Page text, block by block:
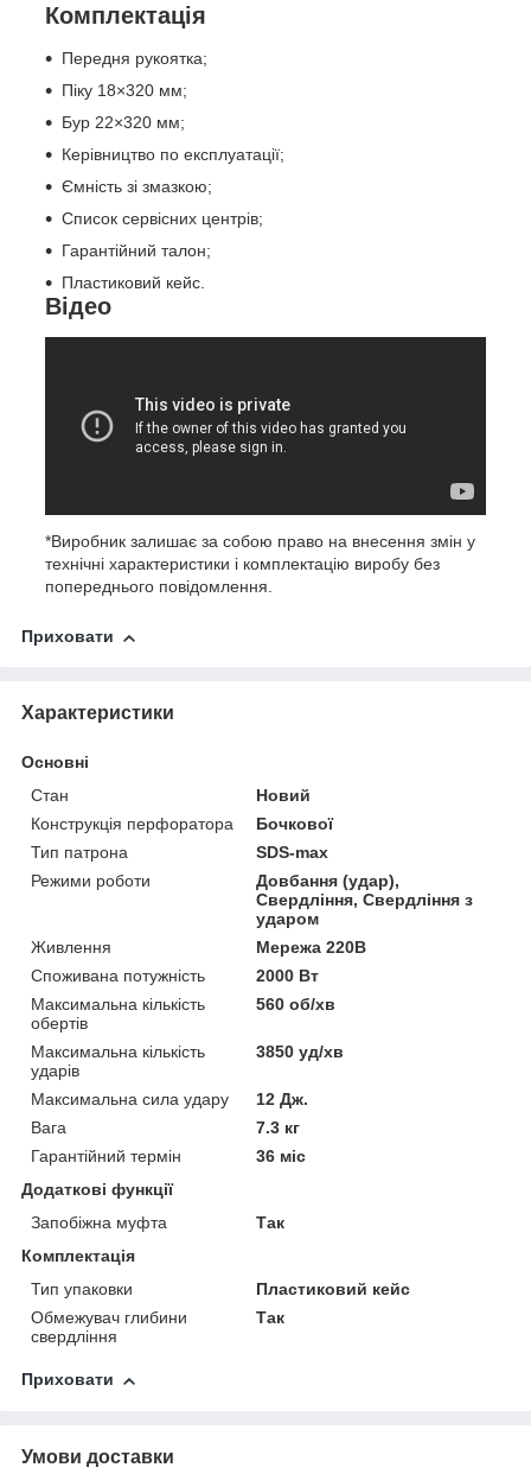
Комплектація
Передня рукоятка;
Піку 18×320 мм;
Бур 22×320 мм;
Керівництво по експлуатації;
Ємність зі змазкою;
Список сервісних центрів;
Гарантійний талон;
Пластиковий кейс.
Відео
*Виробник залишає за собою право на внесення змін у
технічні характеристики і комплектацію виробу без
попереднього повідомлення.
Приховати
Характеристики
Основні
Стан
Новий
Конструкція перфоратора
Бочкової
Тип патрона
SDS-max
Режими роботи
Довбання (удар),
Свердління, Свердління з
ударом
Живлення
Мережа 220В
Споживана потужність
2000 Вт
Максимальна кількість
обертів
560 об/хв
Максимальна кількість
ударів
3850 уд/хв
Максимальна сила удару
12 Дж.
Вага
7.3 кг
Гарантійний термін
36 міс
Додаткові функції
Запобіжна муфта
Так
Комплектація
Тип упаковки
Пластиковий кейс
Обмежувач глибини
свердління
Так
Приховати
Умови доставки